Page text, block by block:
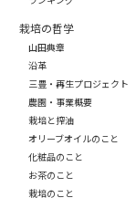
栽培の哲学
山田典章
沿革
三豊・再生プロジェクト
農園・事業概要
栽培と搾油
オリーブオイルのこと
化粧品のこと
お茶のこと
栽培のこと